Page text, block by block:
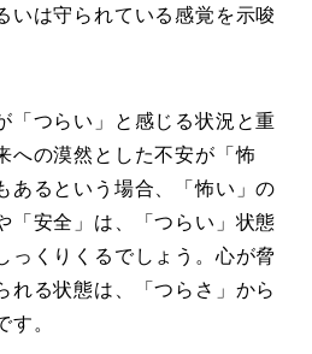
いは守られている感覚を示唆
「つらい」と感じる状況と重
への漠然とした不安が「怖
あるという場合、「怖い」の
「安全」は、「つらい」状態
っくりくるでしょう。心が脅
れる状態は、「つらさ」から
す。